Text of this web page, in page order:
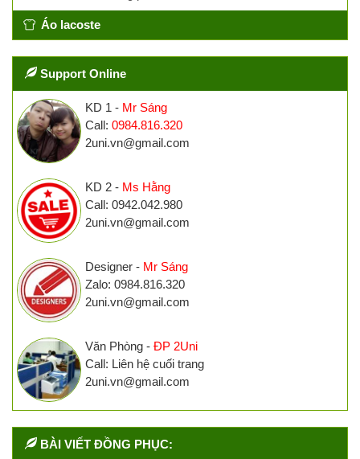
Áo lacoste
Support Online
KD 1 - Mr Sáng
Call: 0984.816.320
2uni.vn@gmail.com
KD 2 - Ms Hằng
Call: 0942.042.980
2uni.vn@gmail.com
Designer - Mr Sáng
Zalo: 0984.816.320
2uni.vn@gmail.com
Văn Phòng - ĐP 2Uni
Call: Liên hệ cuối trang
2uni.vn@gmail.com
BÀI VIẾT ĐỒNG PHỤC: